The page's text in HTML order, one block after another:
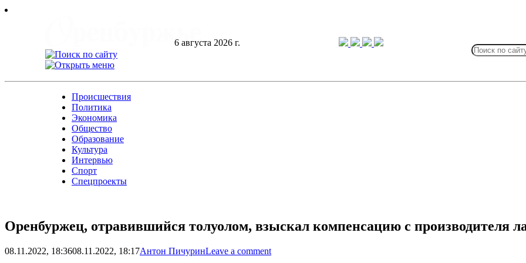
Skip
6 августа 2026 г.
for:
Происшествия
Политика
Экономика
Общество
Образование
Культура
Интервью
Спорт
Спецпроекты
Оренбуржец, отравившийся толуолом, взыскал компенсацию с производителя
08.11.2022, 18:3608.11.2022, 18:17Антон ПичуринLeave a comment